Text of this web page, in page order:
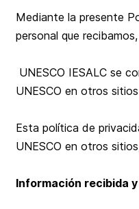
Mediante la presente
personal que
UNESCO IESALC se
UNESCO en otros
Esta política de
UNESCO en otros
Información recibida